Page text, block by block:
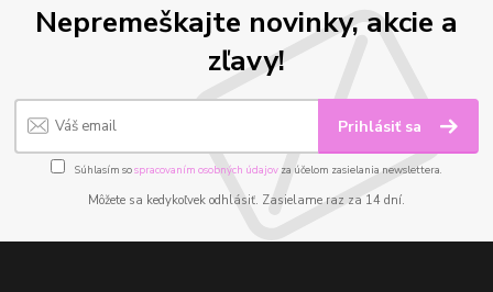
Nepremeškajte novinky, akcie a
zľavy!
Prihlásiť sa
Súhlasím sospracovaním osobných údajov za účelom zasielania newslettera.
Môžete sa kedykoľvek odhlásiť. Zasielame raz za 14 dní.